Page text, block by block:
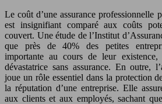
Le coût d’une assurance professionnelle
est insignifiant comparé aux coûts
couvert. Une étude de l’Institut
que près de 40% des petites
importante au cours de leur
dévastatrice sans assurance. En outre,
joue un rôle essentiel dans la protection
la réputation d’une entreprise. Elle
aux clients et aux employés, sachant